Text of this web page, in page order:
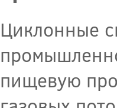
Циклонные
пищевую